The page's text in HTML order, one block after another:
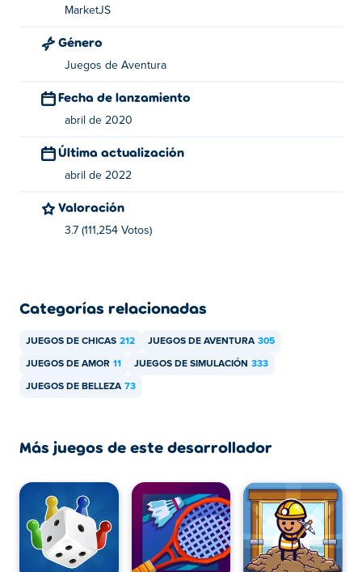
MarketJS
Género
Juegos de Aventura
Fecha de lanzamiento
abril de 2020
Última actualización
abril de 2022
Valoración
3.7 (111,254 Votos)
Categorías relacionadas
JUEGOS DE CHICAS 212 JUEGOS DE AVENTURA 305
JUEGOS DE AMOR 11 JUEGOS DE SIMULACIÓN 333
JUEGOS DE BELLEZA 73
Más juegos de este desarrollador